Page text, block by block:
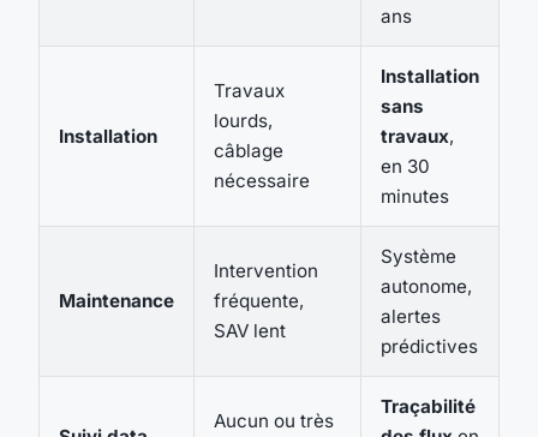
ans
Installation
Travaux
lourds,
câblage
nécessaire
Installation
sans
travaux,
en 30
minutes
Maintenance
Intervention
fréquente,
SAV lent
Système
autonome,
alertes
prédictives
Aucun ou très
Traçabilité